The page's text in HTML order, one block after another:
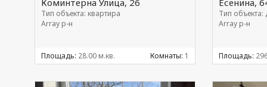
Коминтерна Улица, 26
Тип объекта: квартира
Array р-н
Площадь: 28.00 м.кв. Комнаты: 1
Есенина,
Тип
Array р-н
Площадь: